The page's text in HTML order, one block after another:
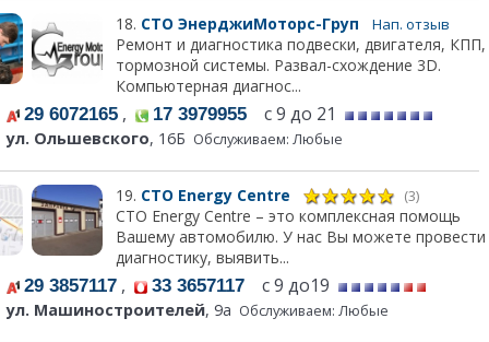
18. СТО ЭнерджиМоторс-Груп Нап. отзыв
Ремонт и диагностика подвески, двигателя, КПП,
тормозной системы. Развал-схождение 3D.
Компьютерная диагнос...
29 6072165 , 17 3979955 с 9 до 21
ул. Ольшевского, 16Б Обслуживаем: Любые
19. СТО Energy Centre (3)
СТО Energy Centre – это комплексная помощь
Вашему автомобилю. У нас Вы можете провести
диагностику, выявить...
29 3857117 , 33 3657117 с 9 до19
ул. Машиностроителей, 9а Обслуживаем: Любые